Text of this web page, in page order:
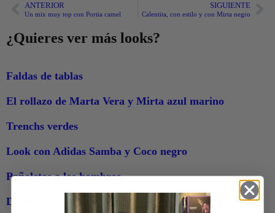
ANTERIOR
Un mix muy top con Portia camel
SIGUIENTE
Calentita, con estilo y con Mirta negro
¿Quieres ver más looks?
Faldas de tablas
El rollazo de Marta Vera y Mirta azul marino
Trenchs verdes
Look con Adidas Samba y Coco negro
Pañoletas a los hombros
Doble faz, un toque rojo y Cora verde jade